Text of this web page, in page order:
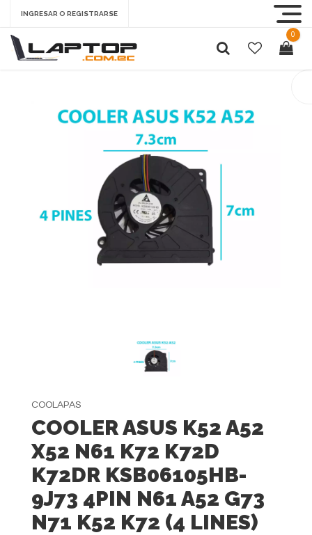
INGRESAR O REGISTRARSE
0
COOLAPAS
COOLER ASUS K52 A52
X52 N61 K72 K72D
K72DR KSB06105HB-
9J73 4PIN N61 A52 G73
N71 K52 K72 (4 LINES)